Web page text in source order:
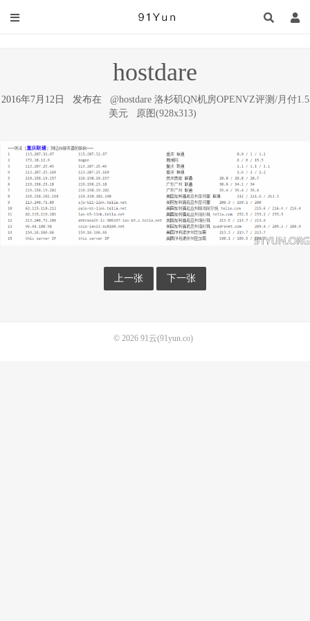
hostdare
2016年7月12日 发布在 @hostdare 洛杉矶QN机房OPENVZ评测/月付1.5
美元
原图(928x313)
上一张 下一张
© 2026 91云(91yun.co)